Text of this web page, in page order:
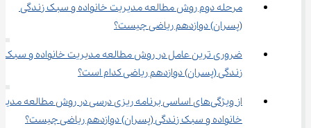
مرحله دوم روش مطالعه مدیریت خانواده و سبک زندگی
(پسران) دوازدهم ریاضی چیست؟
ضروری ترین عامل در روش مطالعه مدیریت خانواده و سبک
زندگی (پسران) دوازدهم ریاضی کدام است؟
از ویژگی‌های اساسی برنامه ریزی درسی در روش مطالعه
خانواده و سبک زندگی (پسران) دوازدهم ریاضی چیست؟